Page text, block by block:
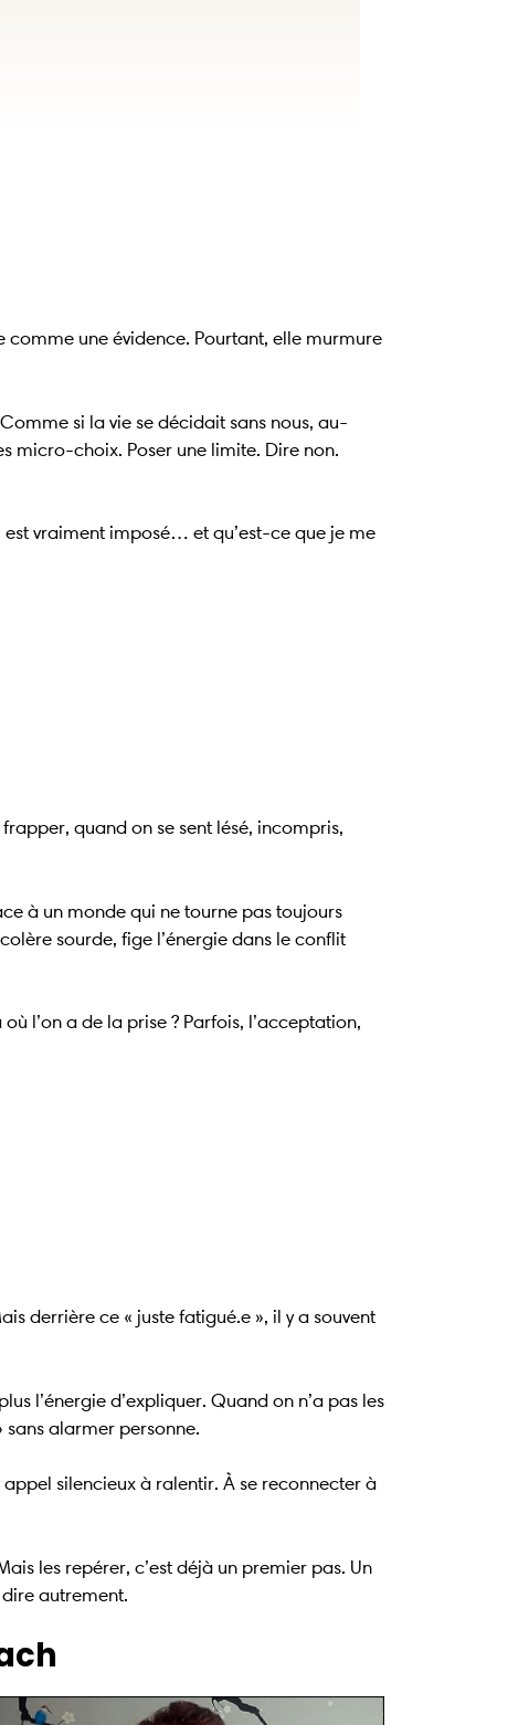
comme une évidence. Pourtant, elle murmure
si la vie se décidait sans nous, au-
micro-choix. Poser une limite. Dire non.
vraiment imposé… et qu’est-ce que je me
quand on se sent lésé, incompris,
à un monde qui ne tourne pas toujours
sourde, fige l’énergie dans le conflit
l’on a de la prise ? Parfois, l’acceptation,
derrière ce « juste fatigué.e », il y a souvent
l’énergie d’expliquer. Quand on n’a pas les
sans alarmer personne.
appel silencieux à ralentir. À se reconnecter à
les repérer, c’est déjà un premier pas. Un
autrement.